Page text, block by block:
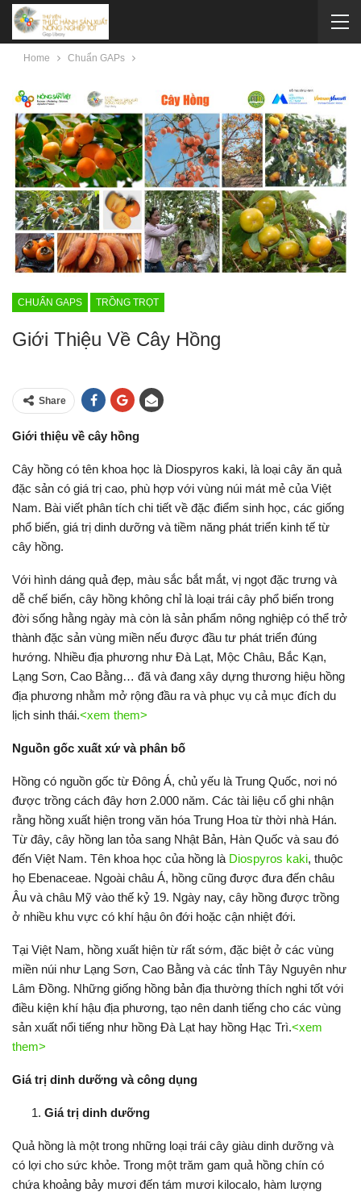
Home Chuẩn GAPs
CHUẨN GAPS TRỒNG TRỌT
Giới Thiệu Về Cây Hồng
Share
Giới thiệu về cây hồng
Cây hồng có tên khoa học là Diospyros kaki, là loại cây ăn quả
đặc sản có giá trị cao, phù hợp với vùng núi mát mẻ của Việt
Nam. Bài viết phân tích chi tiết về đặc điểm sinh học, các giống
phổ biến, giá trị dinh dưỡng và tiềm năng phát triển kinh tế từ
cây hồng.
Với hình dáng quả đẹp, màu sắc bắt mắt, vị ngọt đặc trưng và
dễ chế biến, cây hồng không chỉ là loại trái cây phổ biến trong
đời sống hằng ngày mà còn là sản phẩm nông nghiệp có thể trở
thành đặc sản vùng miền nếu được đầu tư phát triển đúng
hướng. Nhiều địa phương như Đà Lạt, Mộc Châu, Bắc Kạn,
Lạng Sơn, Cao Bằng… đã và đang xây dựng thương hiệu hồng
địa phương nhằm mở rộng đầu ra và phục vụ cả mục đích du
lịch sinh thái.<xem them>
Nguồn gốc xuất xứ và phân bố
Hồng có nguồn gốc từ Đông Á, chủ yếu là Trung Quốc, nơi nó
được trồng cách đây hơn 2.000 năm. Các tài liệu cổ ghi nhận
rằng hồng xuất hiện trong văn hóa Trung Hoa từ thời nhà Hán.
Từ đây, cây hồng lan tỏa sang Nhật Bản, Hàn Quốc và sau đó
đến Việt Nam. Tên khoa học của hồng là Diospyros kaki, thuộc
họ Ebenaceae. Ngoài châu Á, hồng cũng được đưa đến châu
Âu và châu Mỹ vào thế kỷ 19. Ngày nay, cây hồng được trồng
ở nhiều khu vực có khí hậu ôn đới hoặc cận nhiệt đới.
Tại Việt Nam, hồng xuất hiện từ rất sớm, đặc biệt ở các vùng
miền núi như Lạng Sơn, Cao Bằng và các tỉnh Tây Nguyên như
Lâm Đồng. Những giống hồng bản địa thường thích nghi tốt với
điều kiện khí hậu địa phương, tạo nên danh tiếng cho các vùng
sản xuất nổi tiếng như hồng Đà Lạt hay hồng Hạc Trì.<xem
them>
Giá trị dinh dưỡng và công dụng
Giá trị dinh dưỡng
Quả hồng là một trong những loại trái cây giàu dinh dưỡng và
có lợi cho sức khỏe. Trong một trăm gam quả hồng chín có
chứa khoảng bảy mươi đến tám mươi kilocalo, hàm lượng